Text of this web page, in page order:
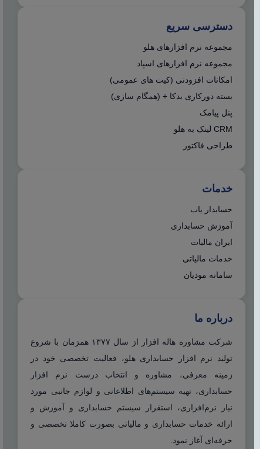
دسترسی سریع
مجموعه نرم افزارهای هلو
مجموعه نرم افزارهای اسپاد
امکانات افزودنی (کیت های عمومی)
بسته دورکاری بدکا + (همگام سازی)
پنل پیامک
CRM لینک به هلو
طراحی فاکتور
خدمات
حسابدار یاب
آموزش حسابداری
ایران مالیات
خدمات مالیاتی
سامانه مودیان
درباره ما
شرکت مشاوره هاله افزار از سال ۱۳۷۷ همزمان با شروع
تولید نرم افزار حسابداری هلو، فعالیت تخصصی خود در
زمینه معرفی، مشاوره و انتخاب درست نرم افزار
حسابداری، تهیه سیستم‌های اطلاعاتی و لوازم جانبی مورد
نیاز نرم‌افزاری، استقرار سیستم حسابداری و آموزش و
ارائه خدمات حسابداری و مالیاتی بصورت کاملا تخصصی و
حرفه‌ای آغاز نمود.